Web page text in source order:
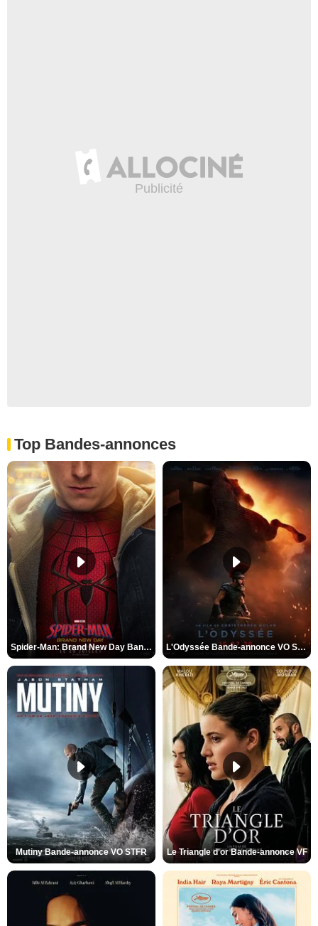
Top Bandes-annonces
Spider-Man: Brand New Day Bande-annonce VO STFR L'Odyssée Bande-annonce VO STFR
Mutiny Bande-annonce VO STFR Le Triangle d'or Bande-annonce VF